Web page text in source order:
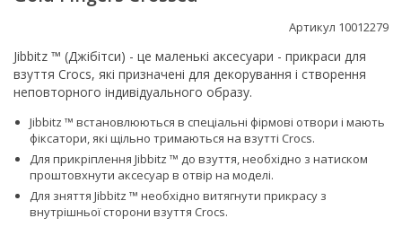
Артикул 10012279
Jibbitz ™ (Джібітси) - це маленькі аксесуари - прикраси для
взуття Crocs, які призначені для декорування і створення
неповторного індивідуального образу.
Jibbitz ™ встановлюються в спеціальні фірмові отвори і мають
фіксатори, які щільно тримаються на взутті Сrocs.
Для прикріплення Jibbitz ™ до взуття, необхідно з натиском
проштовхнути аксесуар в отвір на моделі.
Для зняття Jibbitz ™ необхідно витягнути прикрасу з
внутрішньої сторони взуття Сrocs.